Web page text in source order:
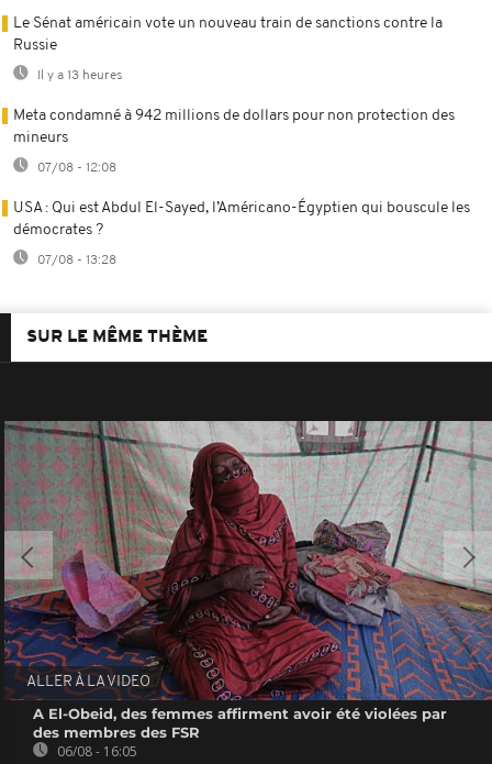
Le Sénat américain vote un nouveau train de sanctions contre la
Russie
Il y a 13 heures
Meta condamné à 942 millions de dollars pour non protection des
mineurs
07/08 - 12:08
USA : Qui est Abdul El-Sayed, l’Américano-Égyptien qui bouscule les
démocrates ?
07/08 - 13:28
SUR LE MÊME THÈME
ALLER À LA VIDEO
A El-Obeid, des femmes affirment avoir été violées par
des membres des FSR
06/08 - 16:05